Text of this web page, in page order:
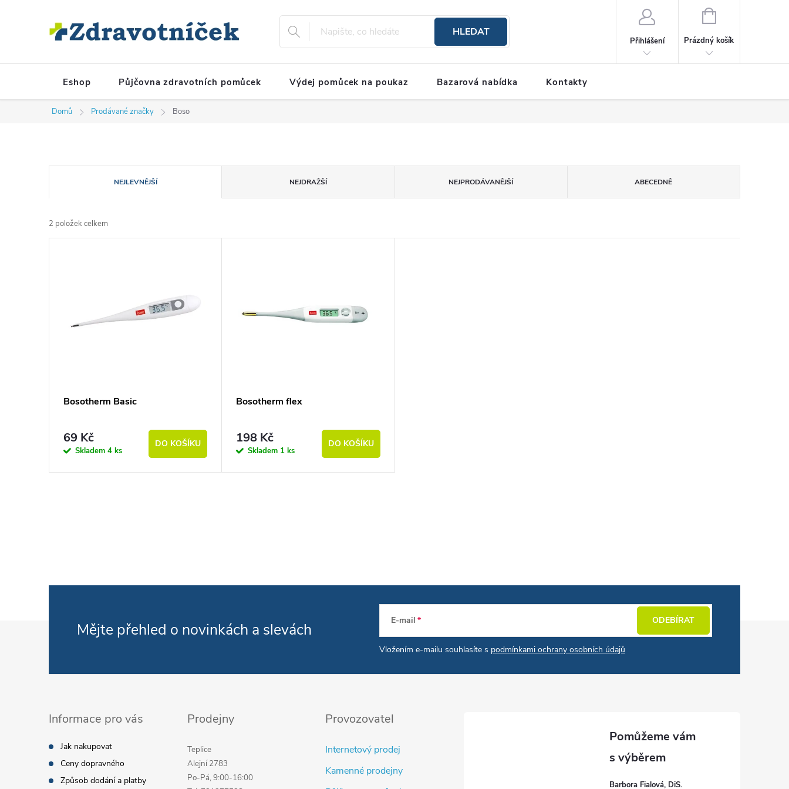
HLEDAT
Přihlášení
NÁKUPNÍ KOŠÍK
Prázdný košík
Eshop Půjčovna zdravotních pomůcek Výdej pomůcek na poukaz Bazarová nabídka Kontakty
Domů Prodávané značky Boso
Řazení produktů
NEJLEVNĚJŠÍ NEJDRAŽŠÍ NEJPRODÁVANĚJŠÍ ABECEDNĚ
2 položek celkem
Bosotherm Basic
69 Kč
Skladem 4 ks
DO KOŠÍKU
Bosotherm flex
198 Kč
Skladem 1 ks
DO KOŠÍKU
Mějte přehled o novinkách a slevách E-mail
Vložením e-mailu souhlasíte s podmínkami ochrany osobních údajů
ODEBÍRAT
Informace pro vás
Jak nakupovat
Ceny dopravného
Způsob dodání a platby
Prodejny
Teplice
Alejní 2783
Po-Pá, 9:00-16:00
Provozovatel
Internetový prodej
Kamenné prodejny
Barbora Fialová, DiS.